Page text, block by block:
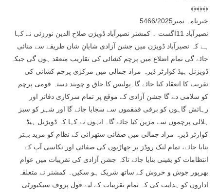
﴾﴿﴾﴿﴾﴿
خبرنامہ نمبر5466/2025
نصیرآباد 11اگست ۔ کمشنر نصیرآباد ڈویژن صلاح الدین نورزئی نے کہا
ہے کہ نصیرآباد ڈویژن میں جشن آزادی شایانِ شان طریقے سے منائی
جائے گی تمام اضلاع میں پرچم کشائی کی تقاریب منعقد ہوں گی جبکہ
ڈویژنل ہیڈ کوارٹر ڈیرہ مراد جمالی میں مرکزی پرچم کشائی کی
تقریب کا انعقاد کیا جائے گا۔پولیس کا جاق و چوبند دستہ قومی پرچم
کو سلامی دے گا جشن آزادی کے موقع پر تمام سرکاری دفاتر اور
رہائش گاہوں کو برقی قمقموں سے سجایا جائے گا اور شہر کو سبز
ہلالی پرچموں سے مزین کیا جائے گا۔ انہوں نے کہا کہ ڈویژنل ہیڈ
کوارٹر ڈیرہ مراد جمالی میں صفائی ستھرائی کے نظام کو مزید بہتر
بنایا جائے، تمام لنک روڈز پر جھاڑیوں کی صفائی اور نکاسی آب کے
انتظامات کو یقینی بنایا جائے تاکہ جشن آزادی کی تقریبات میں عوام
بھرپور جوش و خروش کے ساتھ شریک ہو سکیں۔ کمشنر نے متعلقہ
اداروں کو ہدایت کی کہ تمام تقریبات کے لیے فول پروف سیکیورٹی